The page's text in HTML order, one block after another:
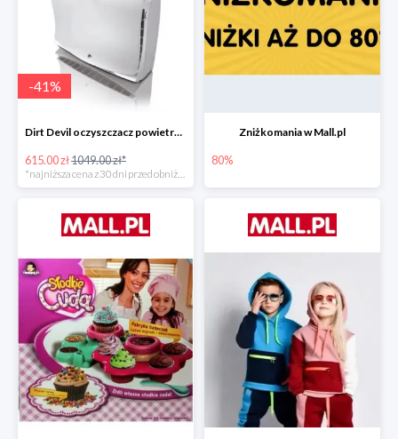
-41%
Dirt Devil oczyszczacz powietrza Pureza 350 -41%
615.00 zł1049.00 zł*
*najniższa cena z 30 dni przed obniżką
Zniżkomania w Mall.pl
80%